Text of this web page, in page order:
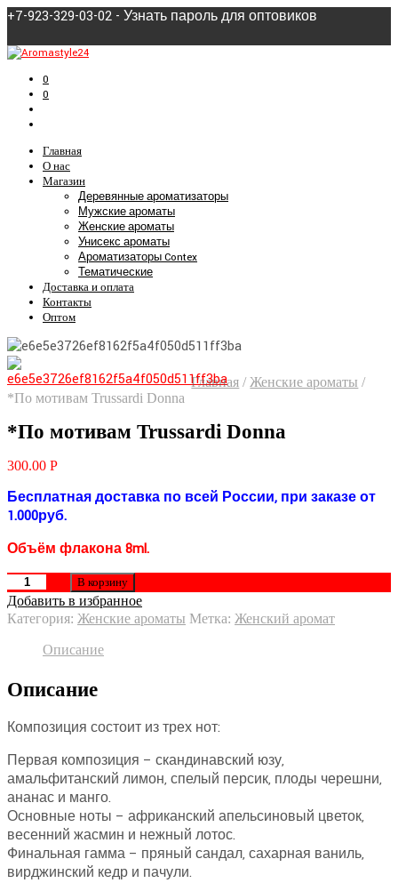
+7-923-329-03-02 - Узнать пароль для оптовиков
0
0
Главная
О нас
Магазин
Деревянные ароматизаторы
Мужские ароматы
Женские ароматы
Унисекс ароматы
Ароматизаторы Contex
Тематические
Доставка и оплата
Контакты
Оптом
Главная / Женские ароматы /
*По мотивам Trussardi Donna
*По мотивам Trussardi Donna
300.00 Р
Бесплатная доставка по всей России, при заказе от
1.000руб.
Объём флакона 8ml.
В корзину
Добавить в избранное
Категория: Женские ароматы Метка: Женский аромат
Описание
Описание
Композиция состоит из трех нот:
Первая композиция – скандинавский юзу,
амальфитанский лимон, спелый персик, плоды черешни,
ананас и манго.
Основные ноты – африканский апельсиновый цветок,
весенний жасмин и нежный лотос.
Финальная гамма – пряный сандал, сахарная ваниль,
вирджинский кедр и пачули.